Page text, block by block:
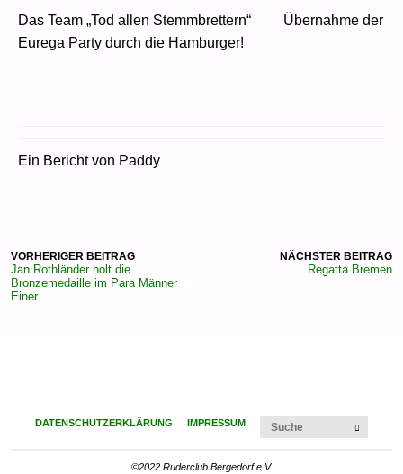
Das Team „Tod allen Stemmbrettern“ Übernahme der
Eurega Party durch die Hamburger!
Ein Bericht von Paddy
VORHERIGER BEITRAG
Jan Rothländer holt die
Bronzemedaille im Para Männer
Einer
NÄCHSTER BEITRAG
Regatta Bremen
DATENSCHUTZERKLÄRUNG IMPRESSUM SUCHE
©2022 Ruderclub Bergedorf e.V.